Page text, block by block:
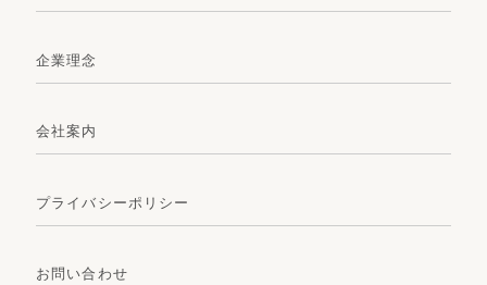
企業理念
会社案内
プライバシーポリシー
お問い合わせ